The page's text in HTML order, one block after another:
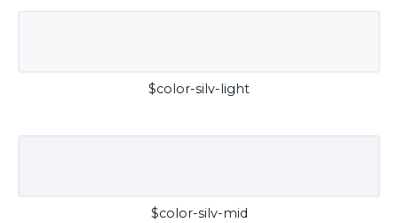
$color-silv-light
$color-silv-mid